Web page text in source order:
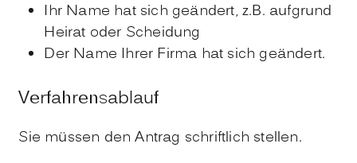
Ihr Name hat sich geändert, z.B. aufgrund
Heirat oder Scheidung
Der Name Ihrer Firma hat sich geändert.
Verfahrensablauf
Sie müssen den Antrag schriftlich stellen.